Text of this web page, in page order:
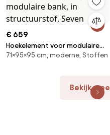
€ 659
Hoekelement voor modulaire
bank, in structuurstof, Seven
71×95×95 cm, moderne, Stoffen
Bekijk